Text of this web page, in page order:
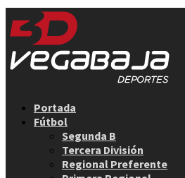
Portada
Fútbol
Segunda B
Tercera División
Regional Preferente